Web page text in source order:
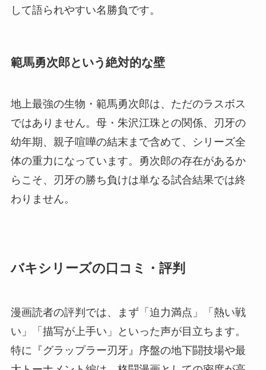
して語られやすい名勝負です。
範馬勇次郎という絶対的な壁
地上最強の生物・範馬勇次郎は、ただのラスボス
ではありません。母・朱沢江珠との関係、刃牙の
幼年期、親子喧嘩の結末まで含めて、シリーズ全
体の重力になっています。勇次郎の存在があるか
らこそ、刃牙の勝ち負けは単なる試合結果では終
わりません。
バキシリーズの口コミ・評判
漫画読者の評判では、まず「迫力満点」「熱い戦
い」「描写が上手い」といった声が目立ちます。
特に『グラップラー刃牙』序盤の地下闘技場や最